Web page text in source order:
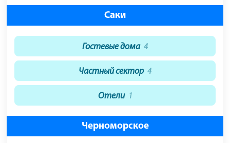
Саки
Гостевые дома 4
Частный сектор 4
Отели 1
Черноморское